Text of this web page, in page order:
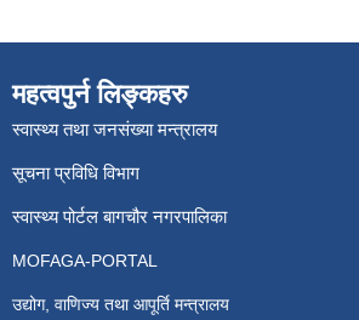
महत्वपुर्न लिङ्कहरु
स्वास्थ्य तथा जनसंख्या मन्त्रालय
सूचना प्रविधि विभाग
स्वास्थ्य पोर्टल बागचौर नगरपालिका
MOFAGA-PORTAL
उद्योग, वाणिज्य तथा आपूर्ति मन्त्रालय